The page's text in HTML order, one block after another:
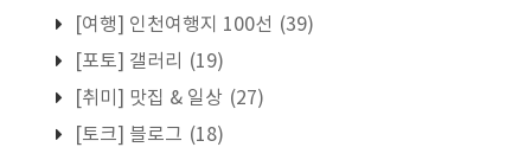
[여행] 인천여행지 100선 (39)
[포토] 갤러리
(19)
[취미] 맛집 & 일상 (27)
[토크] 블로그 (18)